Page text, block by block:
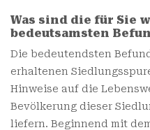
Was sind die für Sie
bedeutsamsten
Die bedeutendsten
erhaltenen
Hinweise auf die
Bevölkerung dieser
liefern. Beginnend mit